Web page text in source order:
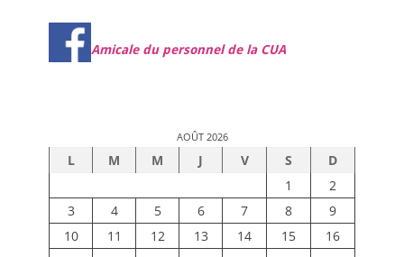
Amicale du personnel de la CUA
AOÛT 2026
L M M J V S
D
1
2
3
4 5 6 7 8
9
10
11 12 13 14 15
16